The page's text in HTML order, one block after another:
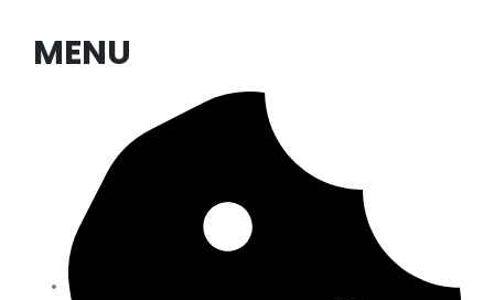
MENU